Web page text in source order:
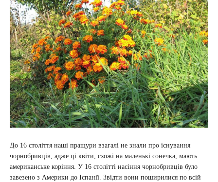
До 16 століття наші пращури взагалі не знали про існування
чорнобривців, адже ці квіти, схожі на маленькі сонечка, мають
американське коріння. У 16 столітті насіння чорнобривців було
завезено з Америки до Іспанії. Звідти вони поширилися по всій